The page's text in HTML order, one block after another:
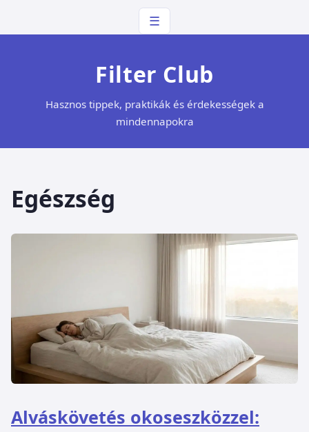
☰
Filter Club
Hasznos tippek, praktikák és érdekességek a
mindennapokra
Egészség
Alváskövetés okoseszközzel: